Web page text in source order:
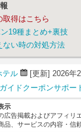
得はこちら
19種まとめ+裏技
ない時の対処方法
テル [更新] 2026年
イドクーポンサポー
示
広告掲載およびアフィリ
品、サービスの内容・信